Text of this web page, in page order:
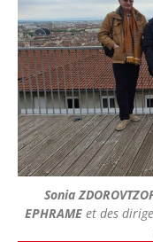
Sonia
EPHRAMEet des